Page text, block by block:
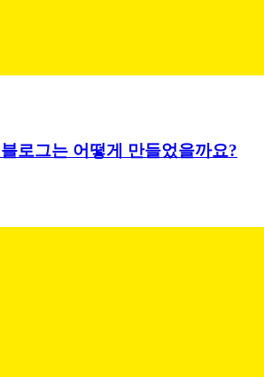
로그는 어떻게 만들었을까요?